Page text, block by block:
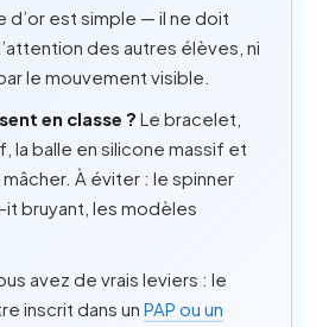
d’or est simple — il ne doit
des autres élèves, ni
le mouvement visible.
en classe ? Le bracelet,
la balle en silicone massif et
À éviter : le spinner
bruyant, les modèles
avez de vrais leviers : le
inscrit dans un PAP ou un